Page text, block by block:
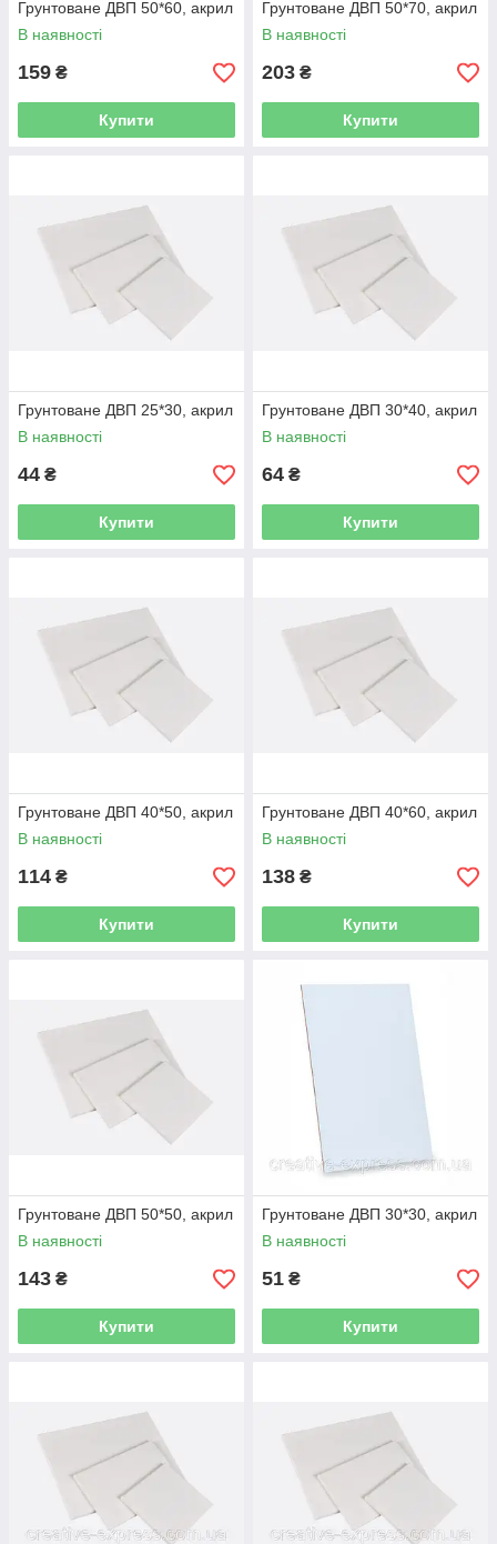
Грунтоване ДВП 50*60, акрил
В наявності
159 ₴
Купити
Грунтоване ДВП 50*70, акрил
В наявності
203 ₴
Купити
Грунтоване ДВП 25*30, акрил
В наявності
44 ₴
Купити
Грунтоване ДВП 30*40, акрил
В наявності
64 ₴
Купити
Грунтоване ДВП 40*50, акрил
В наявності
114 ₴
Купити
Грунтоване ДВП 40*60, акрил
В наявності
138 ₴
Купити
Грунтоване ДВП 50*50, акрил
В наявності
143 ₴
Купити
Грунтоване ДВП 30*30, акрил
В наявності
51 ₴
Купити